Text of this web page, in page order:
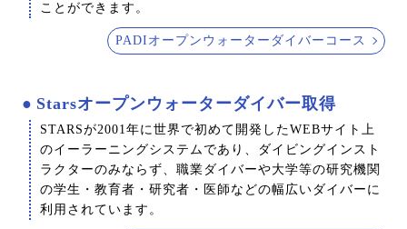
ことができます。
PADIオープンウォーターダイバーコース
Starsオープンウォーターダイバー取得
STARSが2001年に世界で初めて開発したWEBサイト上
のイーラーニングシステムであり、ダイビングインスト
ラクターのみならず、職業ダイバーや大学等の研究機関
の学生・教育者・研究者・医師などの幅広いダイバーに
利用されています。